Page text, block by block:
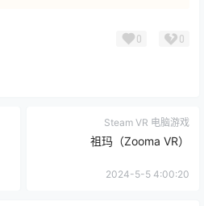
0 0
Steam VR 电脑游戏
祖玛（Zooma VR）
2024-5-5 4:00:20